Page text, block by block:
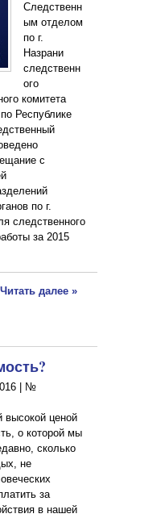
Следственн
ым отделом
по г.
Назрани
следственн
ого
комитета
Республике
с
по г.
следственного
за 2015
Читать далее »
№
высокой ценой
о которой мы
сколько
не
за
в нашей